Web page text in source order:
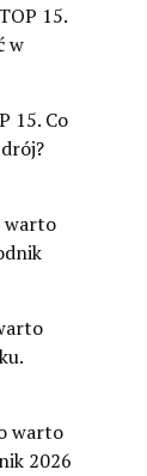
15.
w
15. Co
warto
warto
2026